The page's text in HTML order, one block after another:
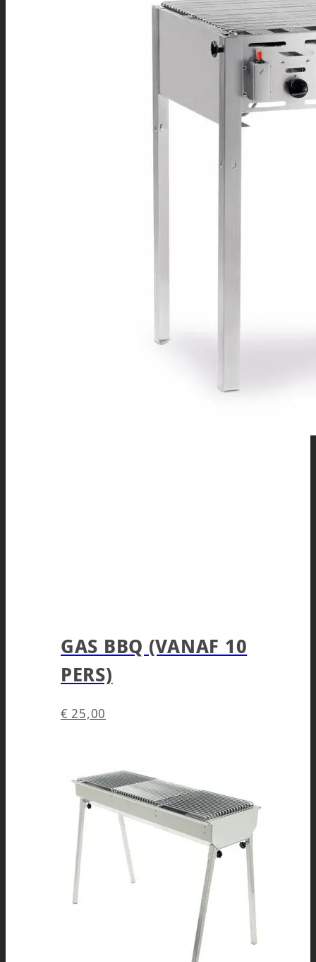
GAS BBQ (VANAF 10
PERS)
€ 25,00